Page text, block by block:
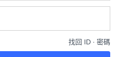
找回 ID ∙ 密碼